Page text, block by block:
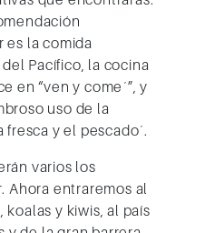
es la comida
Pacífico, la cocina
en “ven y come´”, y
uso de la
y el pescado´.
varios los
Ahora entraremos al
y kiwis, al país